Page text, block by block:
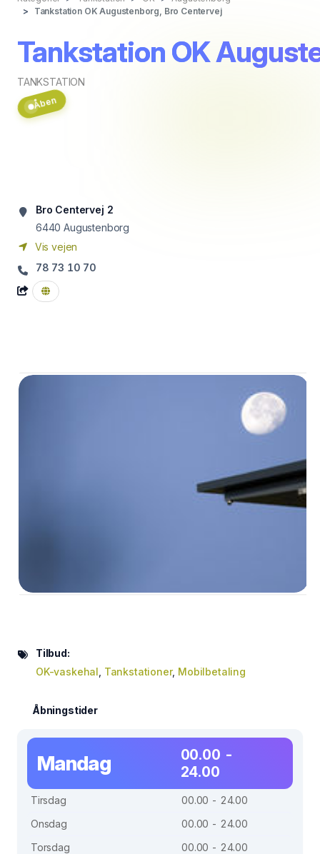
Tankstation OK Augustenborg, Bro Centervej
Tankstation OK
TANKSTATION
Åben
Bro Centervej 2
6440 Augustenborg
Vis vejen
78 73 10 70
Tilbud:
OK-vaskehal Tankstationer, Mobilbetaling
Åbningstider
Mandag
00.00 -
24.00
Tirsdag
00.00 - 24.00
Onsdag
00.00 - 24.00
Torsdag
00.00 - 24.00